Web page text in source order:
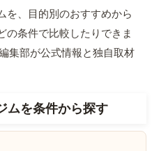
を、目的別のおすすめから
の条件で比較したりできま
集部が公式情報と独自取材
ムを条件から探す